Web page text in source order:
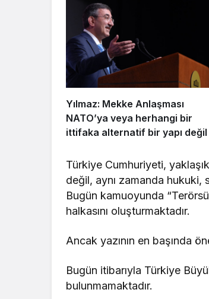
Yılmaz: Mekke Anlaşması
NATO’ya veya herhangi bir
ittifaka alternatif bir yapı değil
Türkiye Cumhuriyeti,
değil, aynı zamanda hukuki,
Bugün kamuoyunda
halkasını oluşturmaktadır.
Ancak yazının en başında
Bugün itibarıyla Türkiye
bulunmamaktadır.